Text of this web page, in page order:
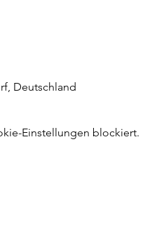
Deutschland
Einstellungen blockiert.